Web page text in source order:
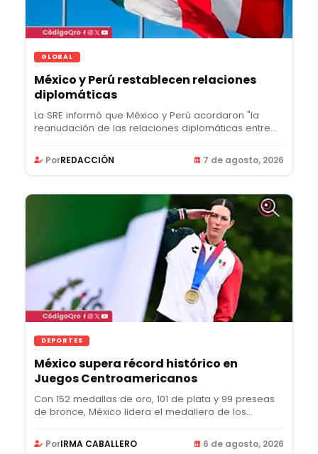
GLOBAL
México y Perú restablecen relaciones
diplomáticas
La SRE informó que México y Perú acordaron "la
reanudación de las relaciones diplomáticas entre...
PorREDACCIÓN 7 de agosto, 2026
DEPORTES
México supera récord histórico en
Juegos Centroamericanos
Con 152 medallas de oro, 101 de plata y 99 preseas
de bronce, México lidera el medallero de los...
PorIRMA CABALLERO 6 de agosto, 2026